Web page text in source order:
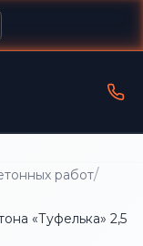
работ/
«Туфелька» 2,5